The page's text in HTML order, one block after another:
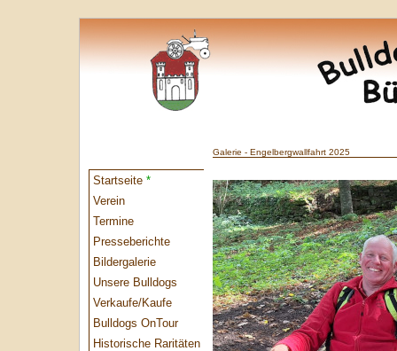
Startseite *
Verein
Termine
Presseberichte
Bildergalerie
Unsere Bulldogs
Verkaufe/Kaufe
Bulldogs OnTour
Historische Raritäten
Galerie - Engelbergwallfahrt 2025